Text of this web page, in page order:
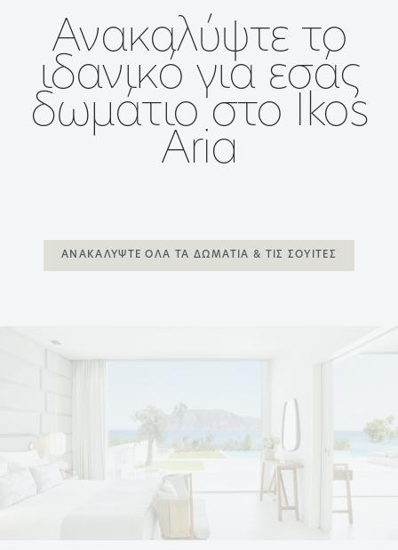
Ανακαλύψτε το
ιδανικό για εσάς
δωμάτιο στο Ikos
Aria
ΑΝΑΚΑΛΎΨΤΕ ΌΛΑ ΤΑ ΔΩΜΆΤΙΑ & ΤΙΣ ΣΟΥΊΤΕΣ